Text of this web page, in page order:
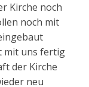
Kirche noch
noch mit
mit uns fertig
der Kirche
neu